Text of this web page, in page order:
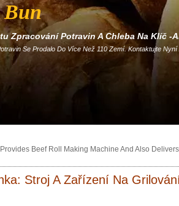
Bun
Zpracování Potravin A Chleba Na Klíč -
Se Prodalo Do Více Než 110 Zemí. Kontaktujte
Beef Roll Making Machine And Also
Stroj A Zařízení Na